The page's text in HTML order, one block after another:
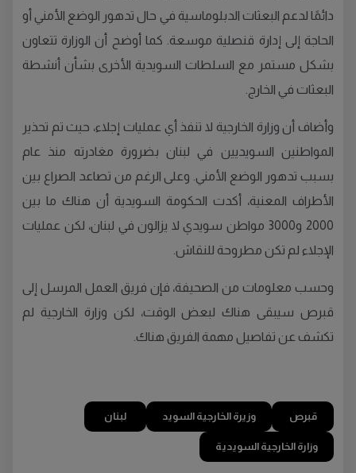
دائمًا لدعم البعثات الدبلوماسية في حال تدهور الوضع الأمني أو
الحاجة إلى إدارة قنصلية موسعة. كما أوضح أن الوزارة تتعاون
بشكل مستمر مع السلطات السويدية الأخرى بشأن أنشطة
البعثات في الخارج.
وأضاف أن وزارة الخارجية لا تنفذ أي عمليات إجلاء، حيث تم تحذير
المواطنين السويديين في لبنان بضرورة مغادرته منذ عام
بسبب تدهور الوضع الأمني. وعلى الرغم من تصاعد الصراع بين
الأطراف المعنية، أكدت الحكومة السويدية أن هناك ما بين
2000 و3000 مواطن سويدي لا يزالون في لبنان، لكن عمليات
الإجلاء لم تكن مطروحة للنقاش.
وحسب معلومات من الصحيفة، فإن فريق العمل المرسل إلى
قبرص سيبقى هناك لبعض الوقت، لكن وزارة الخارجية لم
تكشف عن تفاصيل مهمة الفريق هناك.
قبرص وزيرة الخارجية السويد لبنان
وزارة الخارجية السويدية